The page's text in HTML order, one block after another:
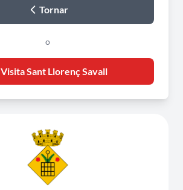
Tornar
o
Visita Sant Llorenç Savall